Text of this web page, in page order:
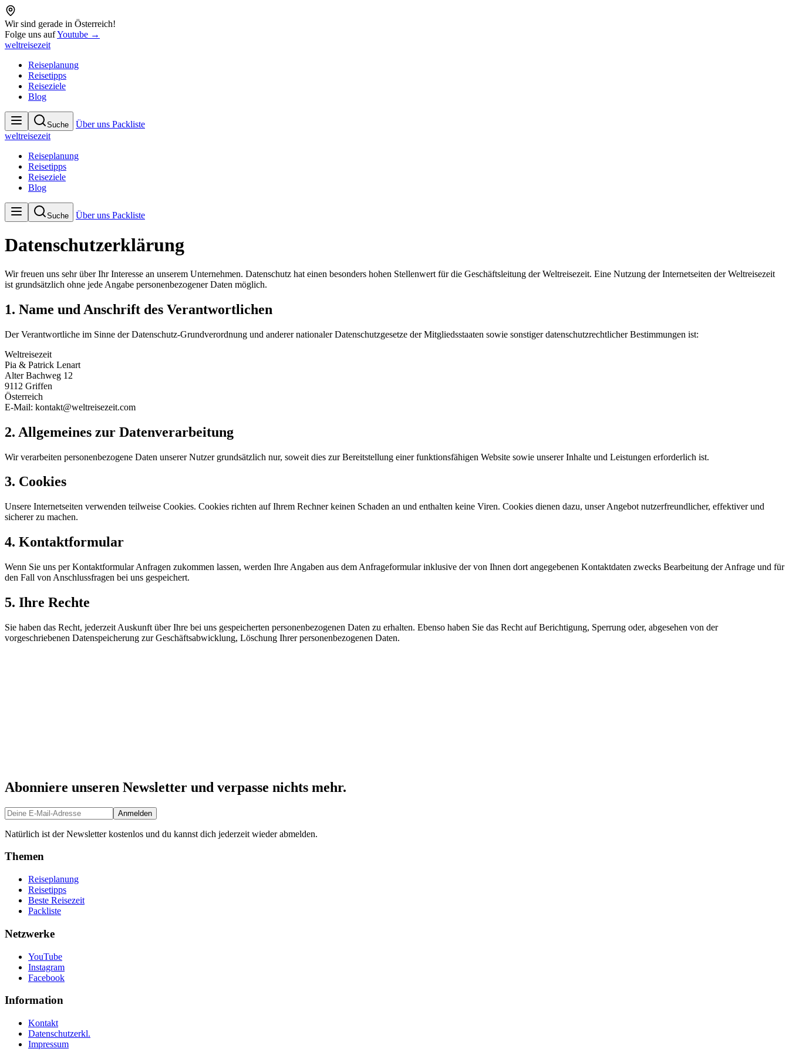
Wir sind gerade in Österreich!
Folge uns aufYoutube →
weltreisezeit
Reiseplanung
Reisetipps
Reiseziele
Blog
Suche Über uns Packliste
weltreisezeit
Reiseplanung
Reisetipps
Reiseziele
Blog
Suche Über uns Packliste
Datenschutzerklärung
Wir freuen uns sehr über Ihr Interesse an unserem Unternehmen. Datenschutz hat einen besonders hohen Stellenwert für die Geschäftsleitung der Weltreisezeit. Eine Nutzung der Internetseiten der Weltreisezeit
ist grundsätzlich ohne jede Angabe personenbezogener Daten möglich.
1. Name und Anschrift des Verantwortlichen
Der Verantwortliche im Sinne der Datenschutz-Grundverordnung und anderer nationaler Datenschutzgesetze der Mitgliedsstaaten sowie sonstiger datenschutzrechtlicher Bestimmungen ist:
Weltreisezeit
Pia & Patrick Lenart
Alter Bachweg 12
9112 Griffen
Österreich
E-Mail: kontakt@weltreisezeit.com
2. Allgemeines zur Datenverarbeitung
Wir verarbeiten personenbezogene Daten unserer Nutzer grundsätzlich nur, soweit dies zur Bereitstellung einer funktionsfähigen Website sowie unserer Inhalte und Leistungen erforderlich ist.
3. Cookies
Unsere Internetseiten verwenden teilweise Cookies. Cookies richten auf Ihrem Rechner keinen Schaden an und enthalten keine Viren. Cookies dienen dazu, unser Angebot nutzerfreundlicher, effektiver und
sicherer zu machen.
4. Kontaktformular
Wenn Sie uns per Kontaktformular Anfragen zukommen lassen, werden Ihre Angaben aus dem Anfrageformular inklusive der von Ihnen dort angegebenen Kontaktdaten zwecks Bearbeitung der Anfrage und für
den Fall von Anschlussfragen bei uns gespeichert.
5. Ihre Rechte
Sie haben das Recht, jederzeit Auskunft über Ihre bei uns gespeicherten personenbezogenen Daten zu erhalten. Ebenso haben Sie das Recht auf Berichtigung, Sperrung oder, abgesehen von der
vorgeschriebenen Datenspeicherung zur Geschäftsabwicklung, Löschung Ihrer personenbezogenen Daten.
Abonniere unseren Newsletter und verpasse nichts mehr.
Anmelden
Natürlich ist der Newsletter kostenlos und du kannst dich jederzeit wieder abmelden.
Themen
Reiseplanung
Reisetipps
Beste Reisezeit
Packliste
Netzwerke
YouTube
Instagram
Facebook
Information
Kontakt
Datenschutzerkl.
Impressum